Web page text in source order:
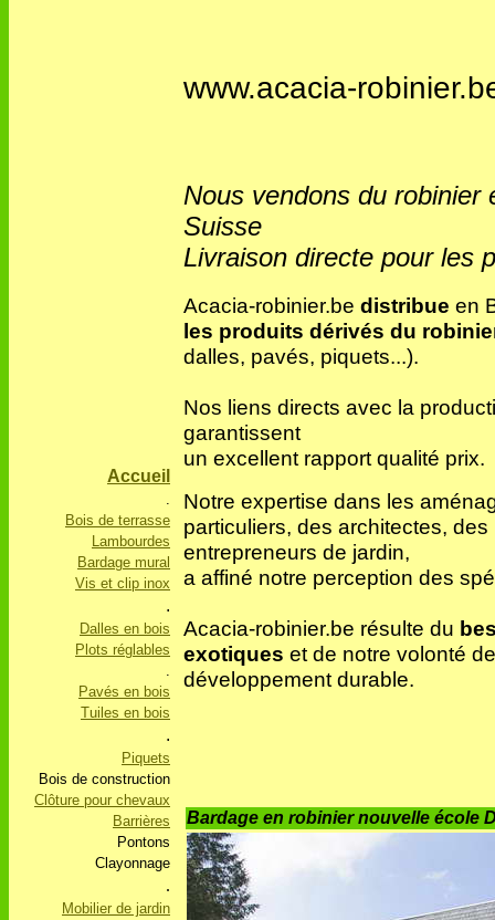
www.acacia-
Nous vendons du robinier
Suisse
Livraison directe pour les
Accueil
.
Bois de terrasse
Lambourdes
Bardage mural
Vis et clip inox
.
Dalles en bois
Plots réglables
.
Pavés en bois
Tuiles en bois
.
Piquets
Bois de construction
Clôture pour chevaux
Barrières
Pontons
Clayonnage
.
Mobilier de jardin
Acacia-robinier.be distribue en
les produits dérivés du
dalles, pavés, piquets...).
Nos liens directs avec la
garantissent
un excellent rapport qualité prix.
Notre expertise dans les
particuliers, des architectes,
entrepreneurs de jardin,
a affiné notre perception des
Acacia-robinier.be résulte du
exotiques et de notre volonté
développement durable.
Bardage en robinier nouvelle école